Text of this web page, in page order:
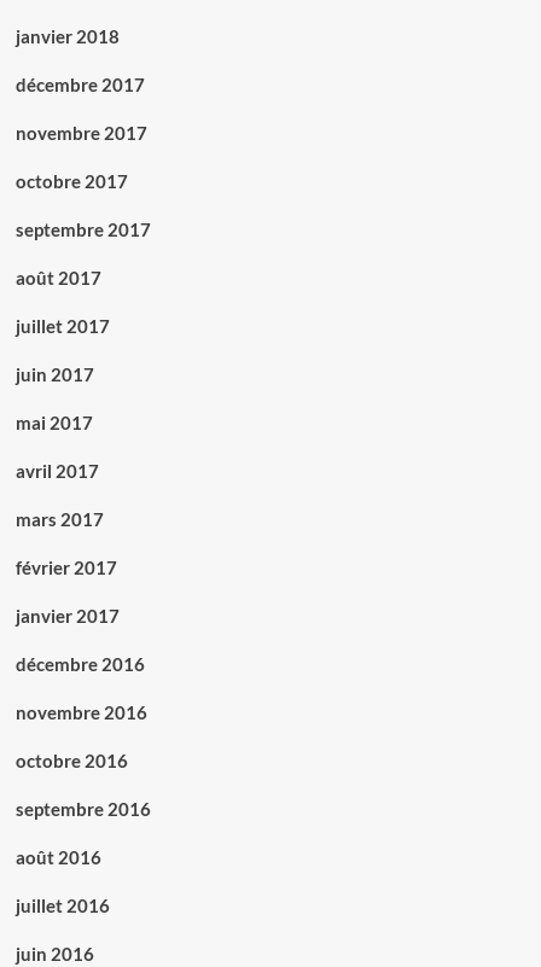
janvier 2018
décembre 2017
novembre 2017
octobre 2017
septembre 2017
août 2017
juillet 2017
juin 2017
mai 2017
avril 2017
mars 2017
février 2017
janvier 2017
décembre 2016
novembre 2016
octobre 2016
septembre 2016
août 2016
juillet 2016
juin 2016